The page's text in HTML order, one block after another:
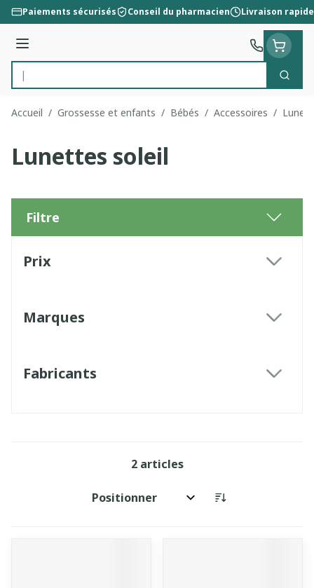
Aller au contenu
Paiements sécurisés Conseil du pharmacien Livraison rapide
Menu
Rechercher
Accueil / Grossesse et enfants / Bébés / Accessoires /
Lunettes soleil
Filtre
Prix
Marques
Fabricants
2articles
Trier par: